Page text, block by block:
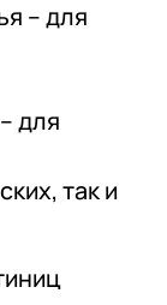
– для
для
так и